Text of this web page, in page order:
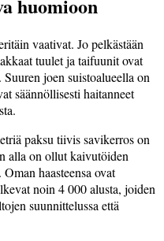
huomioon
vaativat. Jo pelkästään
tuulet ja taifuunit ovat
joen suistoalueella on
säännöllisesti haitanneet
paksu tiivis savikerros on
alla on ollut kaivutöiden
haasteensa ovat
noin 4 000 alusta, joiden
suunnittelussa että